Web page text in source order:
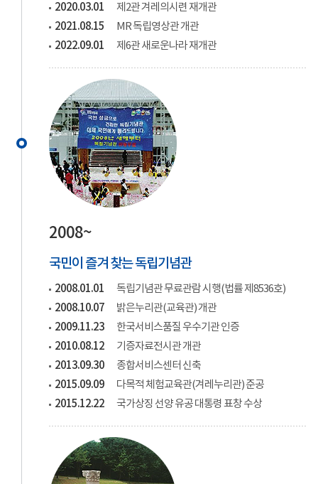
2020.03.01
제2관 겨레의시련 재개관
2021.08.15
MR 독립영상관 개관
2022.09.01
제6관 새로운나라 재개관
2008~
국민이 즐겨 찾는 독립기념관
2008.01.01
독립기념관 무료관람 시행(법률 제8536호)
2008.10.07
밝은누리관(교육관) 개관
2009.11.23
한국서비스품질 우수기관 인증
2010.08.12
기증자료전시관 개관
2013.09.30
종합서비스센터 신축
2015.09.09
다목적 체험교육관(겨레누리관) 준공
2015.12.22
국가상징 선양 유공 대통령 표창 수상